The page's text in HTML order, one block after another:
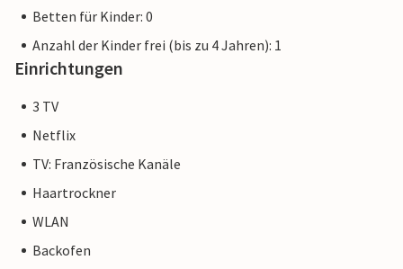
Betten für Kinder: 0
Anzahl der Kinder frei (bis zu 4 Jahren): 1
Einrichtungen
3 TV
Netflix
TV: Französische Kanäle
Haartrockner
WLAN
Backofen